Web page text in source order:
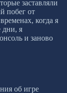
заставляли
побег от
когда я
дни, я
и заново
об игре